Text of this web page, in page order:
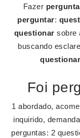
Fazer
perguntar:
questionar sobre
buscando
questionar
Foi
1 abordado,
inquirido,
perguntas: 2